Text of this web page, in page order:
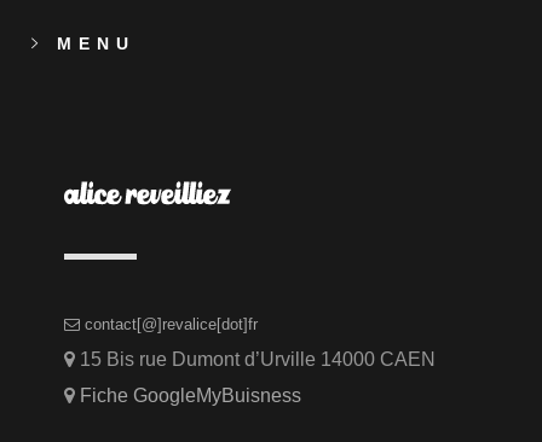
MENU
contact[@]revalice[dot]fr
15 Bis rue Dumont d’Urville 14000 CAEN
Fiche GoogleMyBuisness